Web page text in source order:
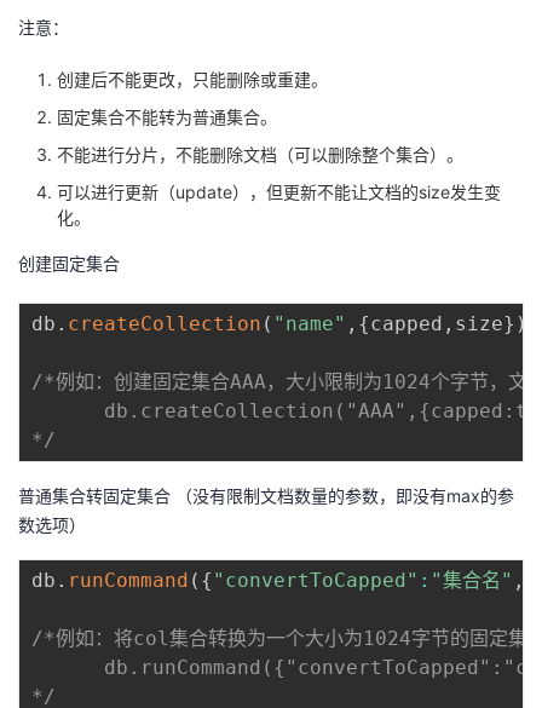
注意：
创建后不能更改，只能删除或重建。
固定集合不能转为普通集合。
不能进行分片，不能删除文档（可以删除整个集合）。
可以进行更新（update），但更新不能让文档的size发生变
化。
创建固定集合
db . createCollection ( "name" , {capped , size} )
/*例如：创建固定集合AAA，大小限制为1024个字节，文
*/
普通集合转固定集合 （没有限制文档数量的参数，即没有max的参
数选项）
db . runCommand ( { "convertToCapped" : "集合名" ,
/*例如：将col集合转换为一个大小为1024字节的固定集
*/